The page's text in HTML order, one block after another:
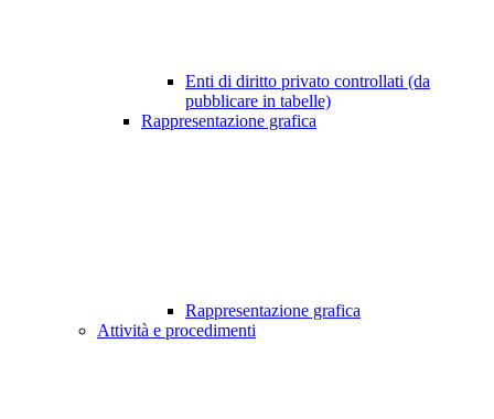
Enti di diritto privato controllati (da
pubblicare in tabelle)
Rappresentazione grafica
Rappresentazione grafica
Attività e procedimenti